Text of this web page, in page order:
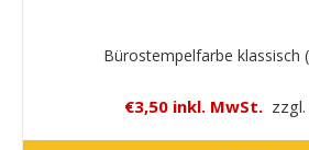
Bürostempelfarbe klassisch
€3,50 inkl. MwSt.